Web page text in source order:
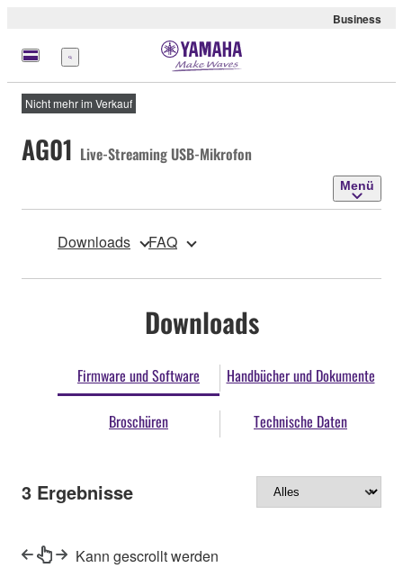
Business
Menü
Nicht mehr im Verkauf
AG01 Live-Streaming USB-Mikrofon
Menü
Downloads FAQ
Downloads
Firmware und Software Handbücher und Dokumente
Broschüren Technische Daten
3 Ergebnisse
Kann gescrollt werden